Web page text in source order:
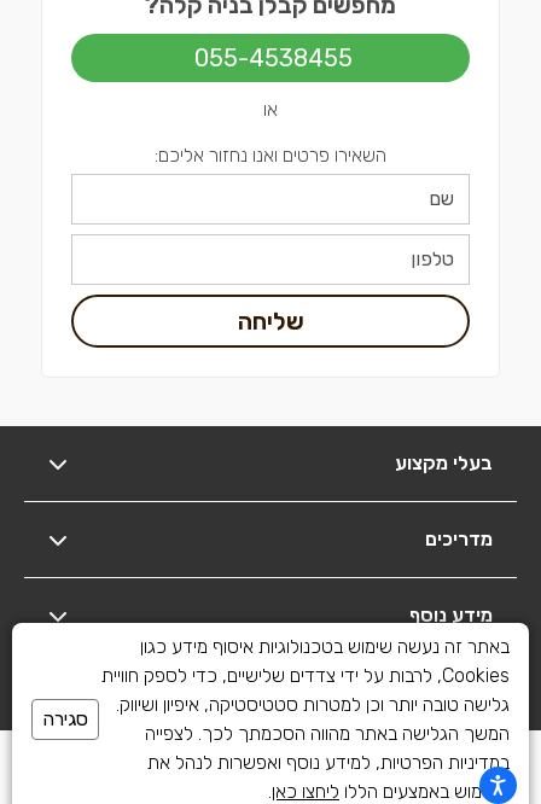
055-4538455
או
השאירו פרטים ואנו נחזור אליכם:
שליחה
בעלי מקצוע
מדריכים
מידע נוסף
יצירת קשר
כל הזכויות שמורות לשיפוצים פלוס 2010-2026
באתר זה נעשה שימוש בטכנולוגיות איסוף מידע כגון
Cookies, לרבות על ידי צדדים שלישיים, כדי לספק חוויית
גלישה טובה יותר וכן למטרות סטטיסטיקה, איפיון ושיווק.
המשך הגלישה באתר מהווה הסכמתך לכך. לצפייה
במדיניות הפרטיות, למידע נוסף ואפשרות לנהל את
השימוש באמצעים הללו ליחצו כאן.
סגירה